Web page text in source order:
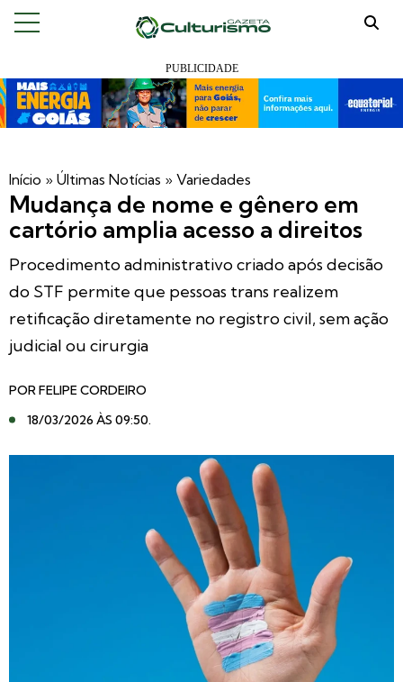
Início » Últimas Notícias » Variedades
Mudança de nome e gênero em
cartório amplia acesso a direitos
Procedimento administrativo criado após decisão
do STF permite que pessoas trans realizem
retificação diretamente no registro civil, sem ação
judicial ou cirurgia
PORFELIPE CORDEIRO
18/03/2026 ÀS 09:50.